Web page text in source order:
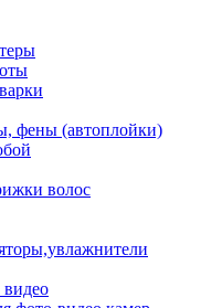
фены (автоплойки)
волос
видео